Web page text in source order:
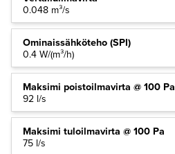
0.048 m³/s
Ominaissähköteho (SPI)
0.4 W/(m³/h)
Maksimi poistoilmavirta @ 100 Pa
92 l/s
Maksimi tuloilmavirta @ 100 Pa
75 l/s